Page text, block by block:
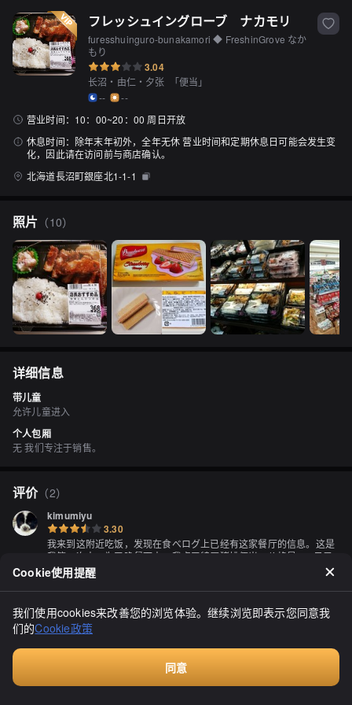
フレッシュイングローブ　ナカモリ
furesshuinguro-bunakamori ◆ FreshinGrove なか
もり
3.04
长沼・由仁・夕张 「便当 」
--
--
营业时间： 10：00~20：00 周日开放
休息时间： 除年末年初外，全年无休 营业时间和定期休息日可能会发生变
化，因此请在访问前与商店确认。
北海道長沼町銀座北1-1-1
照片 （10）
详细信息
带儿童
允许儿童进入
个人包厢
无 我们专注于销售。
评价（2）
kimumiyu
3.30
我来到这附近吃饭，发现在食べログ上已经有这家餐厅的信息。这是
我第一次来，为了晚餐而来。我点了特厚猪排便当，价格是368日元
加税，还有草莓味威化饼，售价100日元加税。因为午餐吃得太多
了，所以晚餐想轻松一点，打算点寿司或者面包，但看了なおりん的
评论后，虽然惊讶地发现没有260日元的猪排便当，但我的心情还是
想吃猪排（虽然我一年四季都想吃猪排）。所以我选择了特厚猪排便
当，猪排很厚，配有甜辣酱，米饭比较软。旁边还有一个售价100日
元的糖果角，我买了一个我喜欢的威化饼，草莓味的，非常甜。这家
はぴ☆ぱら なおりん
Cookie使用提醒
我们使用cookies来改善您的浏览体验。继续浏览即表示您同意我
们的Cookie政策
同意